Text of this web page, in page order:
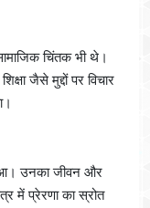
चिंतक भी थे।
जैसे मुद्दों पर विचार
उनका जीवन और
में प्रेरणा का स्रोत